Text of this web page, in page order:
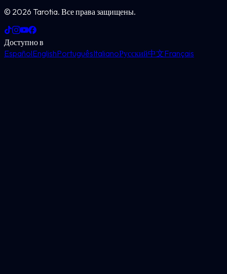
© 2026 Tarotia. Все права защищены.
Доступно в
EspañolEnglishPortuguêsItalianoРусский中文Français